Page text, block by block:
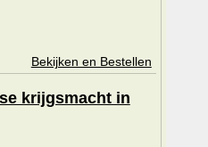
Bekijken en Bestellen
krijgsmacht in